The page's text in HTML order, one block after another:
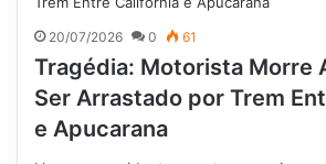
20/07/2026 0 61
Tragédia: Motorista Morre
Ser Arrastado por Trem
e Apucarana